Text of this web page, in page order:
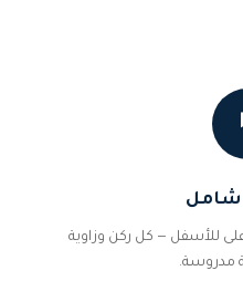
شامل
للأسفل — كل ركن وزاوية
مدروسة.